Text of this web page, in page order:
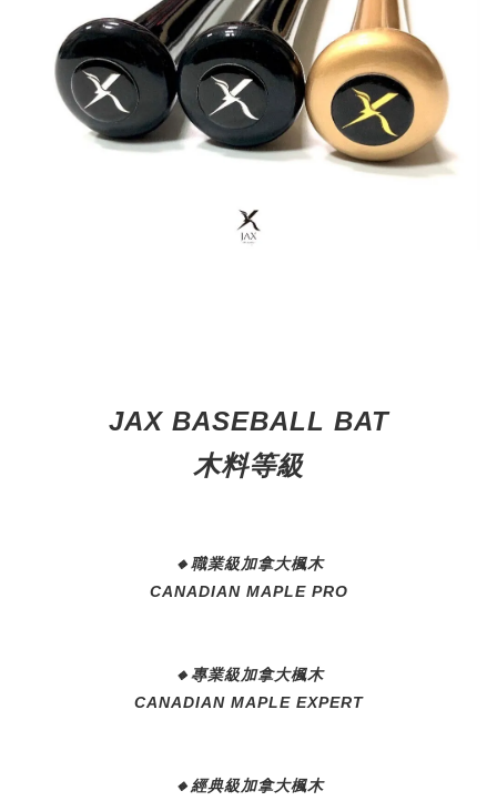
JAX BASEBALL BAT
木料等級
🔸職業級加拿大楓木
CANADIAN MAPLE PRO
🔸專業級加拿大楓木
CANADIAN MAPLE EXPERT
🔸 經典級加拿大楓木